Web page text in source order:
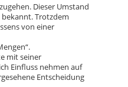
Dieser Umstand
Trotzdem
von einer
mit seiner
Einfluss nehmen auf
Entscheidung